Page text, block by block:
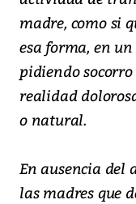
madre, como si
esa forma, en
pidiendo socorro
realidad
o natural.
En ausencia del
las madres que